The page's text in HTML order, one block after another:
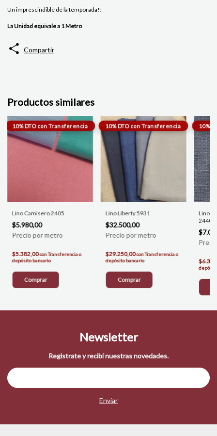
Un imprescindible de la temporada!!
La Unidad equivale a 1 Metro
Compartir
Productos similares
Lino Camisero 2405
$5.980,00
$5.382,00conTransferencia o
depósito bancario
Comprar
Lino Liberty 5931
$32.500,00
$29.250,00conTransferencia o
depósito bancario
Comprar
Lino/
2440
Newsletter
Registrate y recibí nuestras novedades.